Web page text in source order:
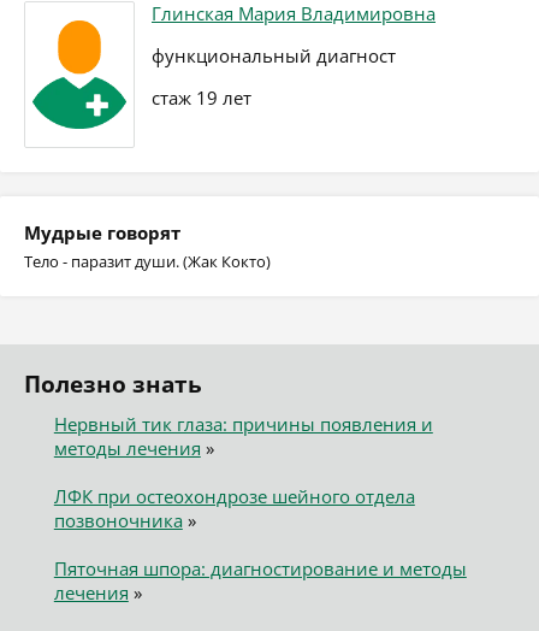
Глинская Мария Владимировна
функциональный диагност
стаж 19 лет
Мудрые говорят
Тело - паразит души. (Жак Кокто)
Полезно знать
Нервный тик глаза: причины появления и
методы лечения »
ЛФК при остеохондрозе шейного отдела
позвоночника»
Пяточная шпора: диагностирование и методы
лечения »